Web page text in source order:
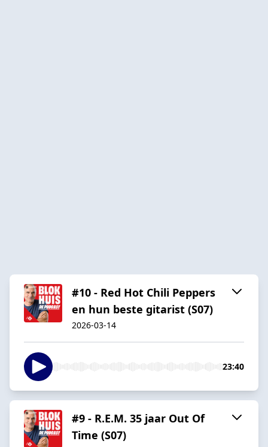
#10 - Red Hot Chili Peppers
en hun beste gitarist (S07)
2026-03-14
23:40
#9 - R.E.M. 35 jaar Out Of
Time (S07)